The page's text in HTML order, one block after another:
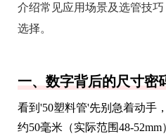
介绍常见应用场景及选管技
选择。
一、数字背后的尺寸密
看到'50塑料管'先别急着动手
约50毫米（实际范围48-